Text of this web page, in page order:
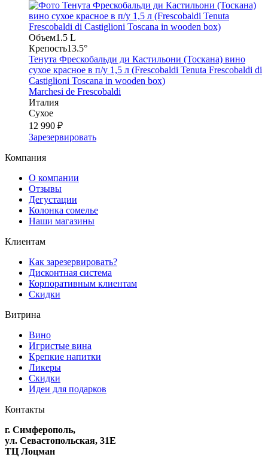
Объем1.5 L
Крепость13.5°
Тенута Фрескобальди ди Кастильони (Тоскана) вино
сухое красное в п/у 1,5 л (Frescobaldi Tenuta Frescobaldi di
Castiglioni Toscana in wooden box)
Marchesi de Frescobaldi
Италия
Сухое
12 990 ₽
Зарезервировать
Компания
О компании
Отзывы
Дегустации
Колонка сомелье
Наши магазины
Клиентам
Как зарезервировать?
Дисконтная система
Корпоративным клиентам
Скидки
Витрина
Вино
Игристые вина
Крепкие напитки
Ликеры
Скидки
Идеи для подарков
Контакты
г. Симферополь,
ул. Севастопольская, 31Е
ТЦ Лоцман